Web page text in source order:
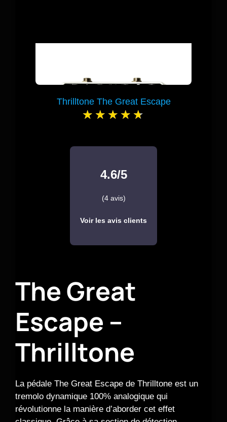
Thrilltone The Great Escape
4.6/5
(4 avis)
Voir les avis clients
The Great
Escape –
Thrilltone
La pédale The Great Escape de Thrilltone est un
tremolo dynamique 100% analogique qui
révolutionne la manière d’aborder cet effet